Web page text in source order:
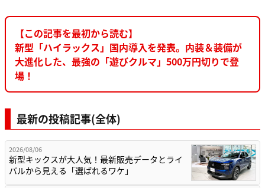
【この記事を最初から読む】
新型「ハイラックス」国内導入を発表。内装＆装備が
大進化した、最強の「遊びクルマ」500万円切りで登
場！
最新の投稿記事(全体)
2026/08/06
新型キックスが大人気！最新販売データとライ
バルから見える「選ばれるワケ」